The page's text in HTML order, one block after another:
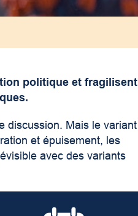
politique et fragilisent
discussion. Mais le variant
et épuisement, les
avec des variants